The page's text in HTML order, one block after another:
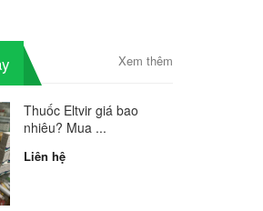
Xem thêm
Thuốc Eltvir giá bao
nhiêu? Mua ...
Liên hệ